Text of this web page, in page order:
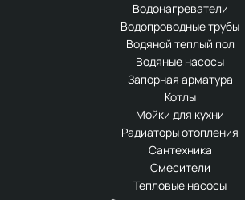
Водонагреватели
Водопроводные трубы
Водяной теплый пол
Водяные насосы
Запорная арматура
Котлы
Мойки для кухни
Радиаторы отопления
Сантехника
Смесители
Тепловые насосы